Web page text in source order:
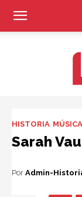
HISTORIA MÚSICA
Sarah
Por Admin-